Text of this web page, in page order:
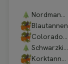
Nordmanntannen
Blautannen
Coloradotannen
Schwarzkiefern
Korktannen